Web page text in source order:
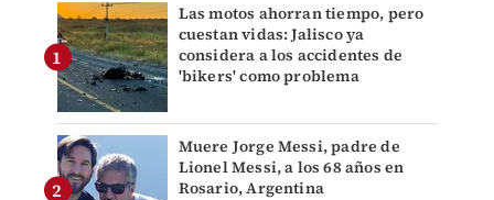
Las motos ahorran tiempo, pero
cuestan vidas: Jalisco ya
considera a los accidentes de
'bikers' como problema
Muere Jorge Messi, padre de
Lionel Messi, a los 68 años en
Rosario, Argentina